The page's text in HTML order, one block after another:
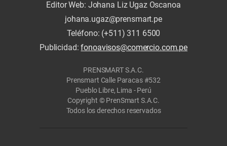
Editor Web: Johana Liz Ugaz Oscanoa
johana.ugaz@prensmart.pe
Teléfono: (+511) 311 6500
Publicidad:fonoavisos@comercio.com.pe
PRENSMART S.A.C.
Prensmart Calle Paracas #532
Pueblo Libre, Lima - Perú
Copyright © PrenSmart S.A.C.
Todos los derechos reservados